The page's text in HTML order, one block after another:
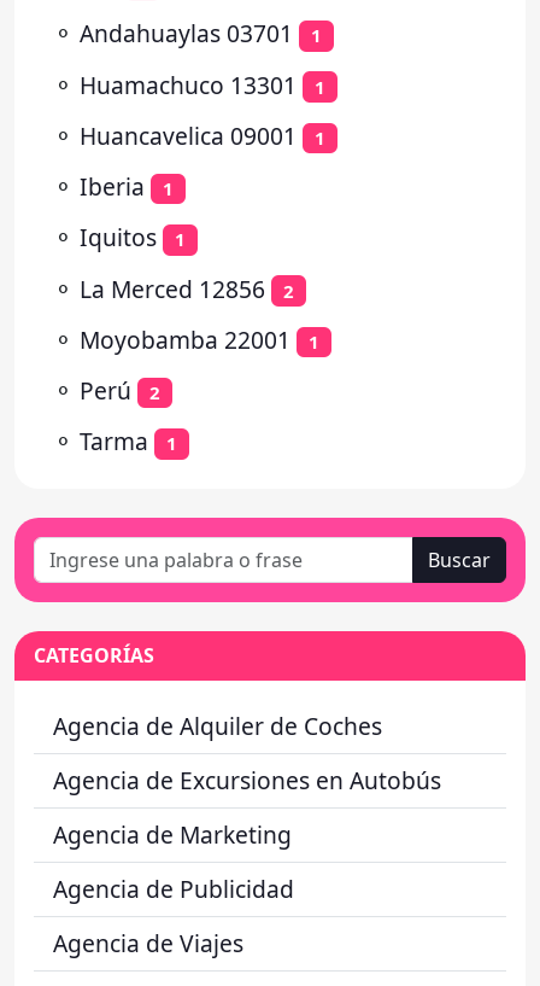
⚬ Andahuaylas 03701 1
⚬ Huamachuco 13301 1
⚬ Huancavelica 09001 1
⚬ Iberia 1
⚬ Iquitos 1
⚬ La Merced 12856 2
⚬ Moyobamba 22001 1
⚬ Perú 2
⚬ Tarma 1
Buscar
CATEGORÍAS
Agencia de Alquiler de Coches
Agencia de Excursiones en Autobús
Agencia de Marketing
Agencia de Publicidad
Agencia de Viajes